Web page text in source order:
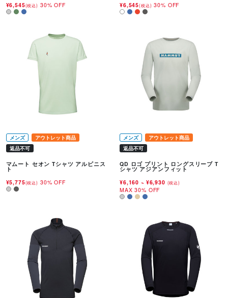
¥6,545(税込) 30% OFF
¥6,545(税込) 30% OFF
メンズ
アウトレット商品
返品不可
マムート セオン Tシャツ アルピニス
ト
¥5,775(税込) 30% OFF
メンズ
アウトレット商品
返品不可
QD ロゴ プリント ロングスリーブ T
シャツ アジアンフィット
¥6,160 ~ ¥6,930 (税込)
MAX 30% OFF